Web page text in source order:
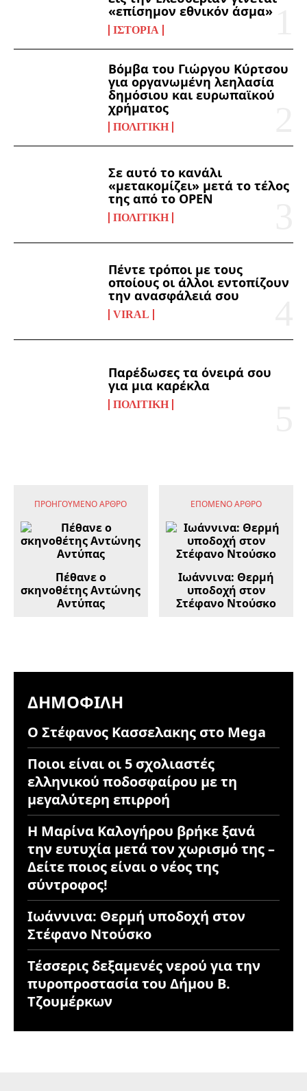
«επίσημον εθνικόν άσμα»
ΙΣΤΟΡΊΑ
Βόμβα του Γιώργου Κύρτσου
για οργανωμένη λεηλασία
δημόσιου και ευρωπαϊκού
χρήματος
ΠΟΛΙΤΙΚΉ
Σε αυτό το κανάλι
«μετακομίζει» μετά το τέλος
της από το OPEN
ΠΟΛΙΤΙΚΉ
Πέντε τρόποι με τους
οποίους οι άλλοι εντοπίζουν
την ανασφάλειά σου
VIRAL
Παρέδωσες τα όνειρά σου
για μια καρέκλα
ΠΟΛΙΤΙΚΉ
ΠΡΟΗΓΟΎΜΕΝΟ ΆΡΘΡΟ
Πέθανε ο
σκηνοθέτης Αντώνης
Αντύπας
ΕΠΌΜΕΝΟ ΆΡΘΡΟ
Ιωάννινα: Θερμή
υποδοχή στον
Στέφανο Ντούσκο
ΔΗΜΟΦΙΛΉ
Ο Στέφανος Κασσελακης στο Mega
Ποιοι είναι οι 5 σχολιαστές
ελληνικού ποδοσφαίρου με τη
μεγαλύτερη επιρροή
Η Μαρίνα Καλογήρου βρήκε ξανά
την ευτυχία μετά τον χωρισμό της –
Δείτε ποιος είναι ο νέος της
σύντροφος!
Ιωάννινα: Θερμή υποδοχή στον
Στέφανο Ντούσκο
Τέσσερις δεξαμενές νερού για την
πυροπροστασία του Δήμου Β.
Τζουμέρκων